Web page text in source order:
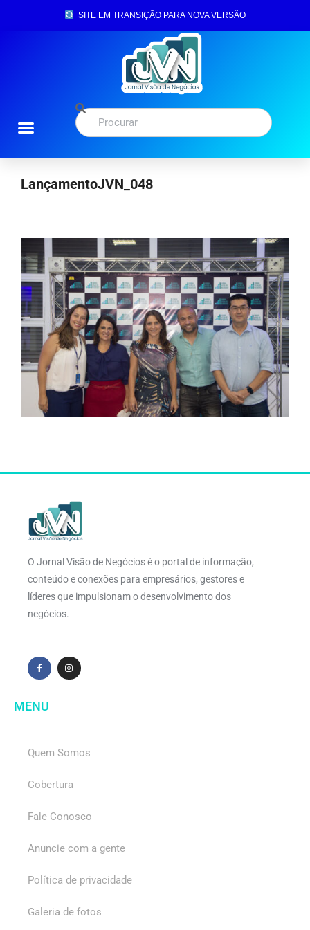
SITE EM TRANSIÇÃO PARA NOVA VERSÃO
LançamentoJVN_048
O Jornal Visão de Negócios é o portal de informação,
conteúdo e conexões para empresários, gestores e
líderes que impulsionam o desenvolvimento dos
negócios.
MENU
Quem Somos
Cobertura
Fale Conosco
Anuncie com a gente
Política de privacidade
Galeria de fotos